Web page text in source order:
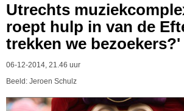
Utrechts
roept hulp in van de
trekken we bezoekers?'
06-12-2014, 21.46 uur
Beeld: Jeroen Schulz